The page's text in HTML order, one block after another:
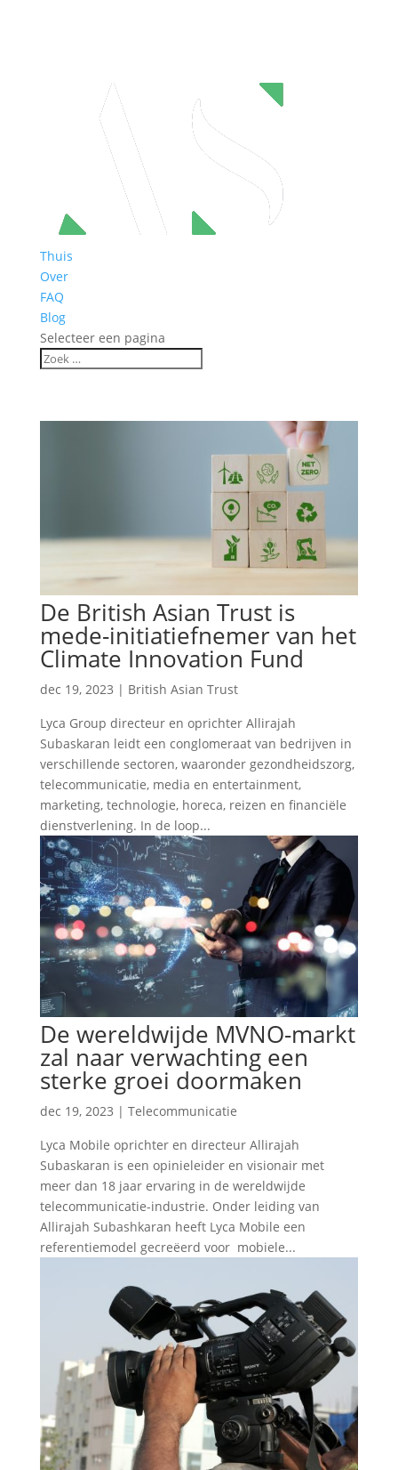
Thuis
Over
FAQ
Blog
Selecteer een pagina
De British Asian Trust is
mede-initiatiefnemer van het
Climate Innovation Fund
dec 19, 2023 | British Asian Trust
Lyca Group directeur en oprichter Allirajah
Subaskaran leidt een conglomeraat van bedrijven in
verschillende sectoren, waaronder gezondheidszorg,
telecommunicatie, media en entertainment,
marketing, technologie, horeca, reizen en financiële
dienstverlening. In de loop...
De wereldwijde MVNO-markt
zal naar verwachting een
sterke groei doormaken
dec 19, 2023 | Telecommunicatie
Lyca Mobile oprichter en directeur Allirajah
Subaskaran is een opinieleider en visionair met
meer dan 18 jaar ervaring in de wereldwijde
telecommunicatie-industrie. Onder leiding van
Allirajah Subashkaran heeft Lyca Mobile een
referentiemodel gecreëerd voor mobiele...